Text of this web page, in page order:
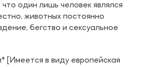
один лишь человек являлся
животных постоянно
бегство и сексуальное
[Имеется в виду европейская